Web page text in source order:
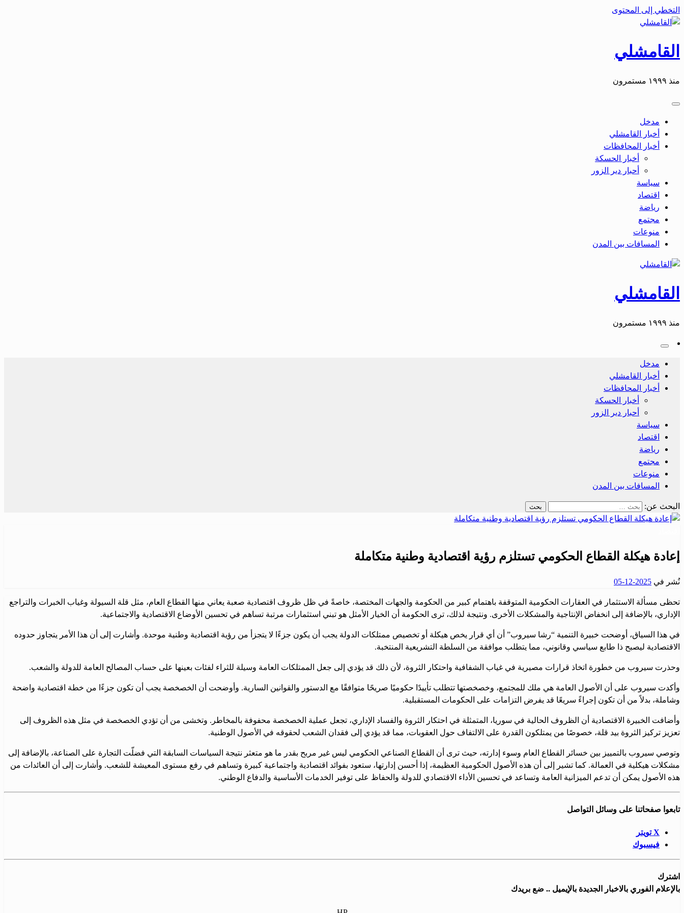
التخطي إلى المحتوى
القامشلي
منذ ١٩٩٩ مستمرون
مدخل
أخبار القامشلي
أخبار المحافظات
أخبار الحسكة
أحبار دير الزور
سياسة
اقتصاد
رياضة
مجتمع
منوعات
المسافات بين المدن
القامشلي
منذ ١٩٩٩ مستمرون
مدخل
أخبار القامشلي
أخبار المحافظات
أخبار الحسكة
أحبار دير الزور
سياسة
اقتصاد
رياضة
مجتمع
منوعات
المسافات بين المدن
البحث عن:
إعادة هيكلة القطاع الحكومي تستلزم رؤية اقتصادية وطنية متكاملة
نُشر في 2025-12-05
تحظى مسألة الاستثمار في العقارات الحكومية المتوقفة باهتمام كبير من الحكومة والجهات المختصة، خاصةً في ظل ظروف اقتصادية صعبة يعاني منها القطاع العام، مثل قلة السيولة وغياب الخبرات والتراجع
الإداري، بالإضافة إلى انخفاض الإنتاجية والمشكلات الأخرى. ونتيجة لذلك، ترى الحكومة أن الخيار الأمثل هو تبني استثمارات مرتبة تساهم في تحسين الأوضاع الاقتصادية والاجتماعية.
في هذا السياق، أوضحت خبيرة التنمية “رشا سيروب” أن أي قرار يخص هيكلة أو تخصيص ممتلكات الدولة يجب أن يكون جزءًا لا يتجزأ من رؤية اقتصادية وطنية موحدة. وأشارت إلى أن هذا الأمر يتجاوز حدوده
الاقتصادية ليصبح ذا طابع سياسي وقانوني، مما يتطلب موافقة من السلطة التشريعية المنتخبة.
وحذرت سيروب من خطورة اتخاذ قرارات مصيرية في غياب الشفافية واحتكار الثروة، لأن ذلك قد يؤدي إلى جعل الممتلكات العامة وسيلة للثراء لفئات بعينها على حساب المصالح العامة للدولة والشعب.
وأكدت سيروب على أن الأصول العامة هي ملك للمجتمع، وخصخصتها تتطلب تأييدًا حكوميًا صريحًا متوافقًا مع الدستور والقوانين السارية. وأوضحت أن الخصخصة يجب أن تكون جزءًا من خطة اقتصادية واضحة
وشاملة، بدلاً من أن تكون إجراءً سريعًا قد يفرض التزامات على الحكومات المستقبلية.
وأضافت الخبيرة الاقتصادية أن الظروف الحالية في سوريا، المتمثلة في احتكار الثروة والفساد الإداري، تجعل عملية الخصخصة محفوفة بالمخاطر. وتخشى من أن تؤدي الخصخصة في مثل هذه الظروف إلى
تعزيز تركيز الثروة بيد قلة، خصوصًا من يمتلكون القدرة على الالتفاف حول العقوبات، مما قد يؤدي إلى فقدان الشعب لحقوقه في الأصول الوطنية.
وتوصي سيروب بالتمييز بين خسائر القطاع العام وسوء إدارته، حيث ترى أن القطاع الصناعي الحكومي ليس غير مربح بقدر ما هو متعثر نتيجة السياسات السابقة التي فضلّت التجارة على الصناعة، بالإضافة إلى
مشكلات هيكلية في العمالة. كما تشير إلى أن هذه الأصول الحكومية العظيمة، إذا أحسن إدارتها، ستعود بفوائد اقتصادية واجتماعية كبيرة وتساهم في رفع مستوى المعيشة للشعب. وأشارت إلى أن العائدات من
هذه الأصول يمكن أن تدعم الميزانية العامة وتساعد في تحسين الأداء الاقتصادي للدولة والحفاظ على توفير الخدمات الأساسية والدفاع الوطني.
تابعوا صفحاتنا على وسائل التواصل
X تويتر
فيسبوك
اشترك
بالإعلام الفوري بالاخبار الجديدة بالإيميل .. ضع بريدك